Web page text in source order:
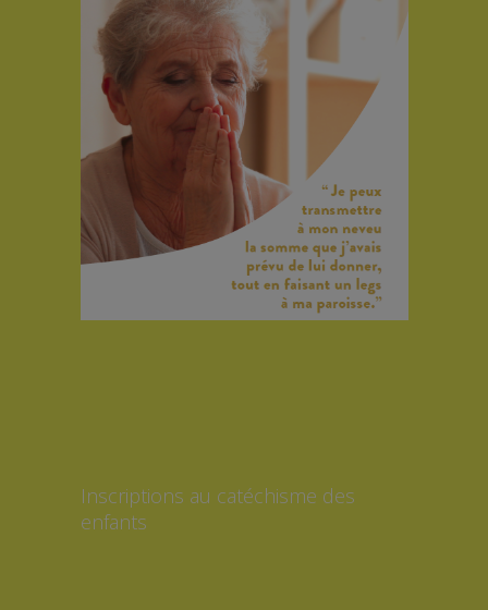
Inscriptions au catéchisme des
enfants